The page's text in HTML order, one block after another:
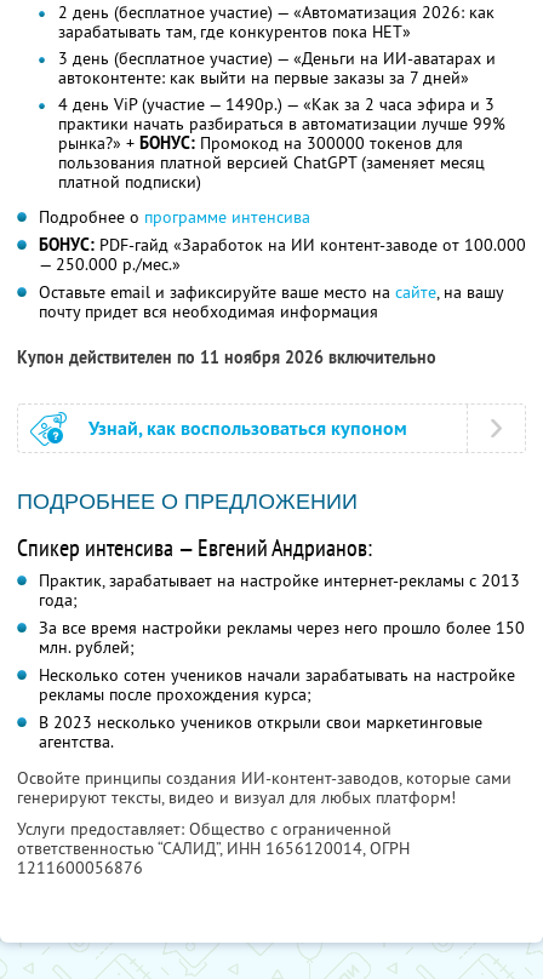
2 день (бесплатное участие) — «Автоматизация 2026: как
зарабатывать там, где конкурентов пока НЕТ»
3 день (бесплатное участие) — «Деньги на ИИ-аватарах и
автоконтенте: как выйти на первые заказы за 7 дней»
4 день ViP (участие — 1490р.) — «Как за 2 часа эфира и 3
практики начать разбираться в автоматизации лучше 99%
рынка?» + БОНУС: Промокод на 300000 токенов для
пользования платной версией ChatGPT (заменяет месяц
платной подписки)
Подробнее о программе интенсива
БОНУС: PDF-гайд «Заработок на ИИ контент-заводе от 100.000
— 250.000 р./мес.»
Оставьте email и зафиксируйте ваше место на сайте, на вашу
почту придет вся необходимая информация
Купон действителен по 11 ноября 2026 включительно
Узнай, как воспользоваться купоном
ПОДРОБНЕЕ О ПРЕДЛОЖЕНИИ
Спикер интенсива — Евгений Андрианов:
Практик, зарабатывает на настройке интернет-рекламы с 2013
года;
За все время настройки рекламы через него прошло более 150
млн. рублей;
Несколько сотен учеников начали зарабатывать на настройке
рекламы после прохождения курса;
В 2023 несколько учеников открыли свои маркетинговые
агентства.
Освойте принципы создания ИИ-контент-заводов, которые сами
генерируют тексты, видео и визуал для любых платформ!
Услуги предоставляет: Общество с ограниченной
ответственностью “САЛИД”, ИНН 1656120014, ОГРН
1211600056876